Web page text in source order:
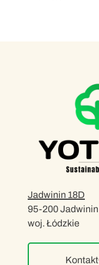
Jadwinin 18D
95-200 Jadwinin
woj. Łódzkie
Kontakt